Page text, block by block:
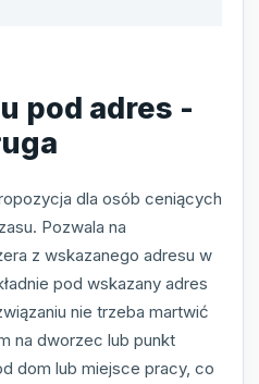
pod adres -
dla osób ceniących
Pozwala na
z wskazanego adresu w
pod wskazany adres
nie trzeba martwić
na dworzec lub punkt
dom lub miejsce pracy, co